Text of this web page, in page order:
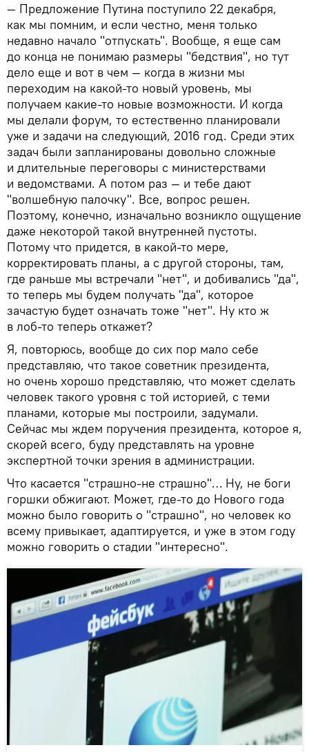
— Предложение Путина поступило 22 декабря,
как мы помним, и если честно, меня только
недавно начало "отпускать". Вообще, я еще сам
до конца не понимаю размеры "бедствия", но тут
дело еще и вот в чем — когда в жизни мы
переходим на какой-то новый уровень, мы
получаем какие-то новые возможности. И когда
мы делали форум, то естественно планировали
уже и задачи на следующий, 2016 год. Среди этих
задач были запланированы довольно сложные
и длительные переговоры с министерствами
и ведомствами. А потом раз — и тебе дают
"волшебную палочку". Всe, вопрос решен.
Поэтому, конечно, изначально возникло ощущение
даже некоторой такой внутренней пустоты.
Потому что придется, в какой-то мере,
корректировать планы, а с другой стороны, там,
где раньше мы встречали "нет", и добивались "да",
то теперь мы будем получать "да", которое
зачастую будет означать тоже "нет". Ну кто ж
в лоб-то теперь откажет?
Я, повторюсь, вообще до сих пор мало себе
представляю, что такое советник президента,
но очень хорошо представляю, что может сделать
человек такого уровня с той историей, с теми
планами, которые мы построили, задумали.
Сейчас мы ждем поручения президента, которое я,
скорей всего, буду представлять на уровне
экспертной точки зрения в администрации.
Что касается "страшно-не страшно"… Ну, не боги
горшки обжигают. Может, где-то до Нового года
можно было говорить о "страшно", но человек ко
всему привыкает, адаптируется, и уже в этом году
можно говорить о стадии "интересно".